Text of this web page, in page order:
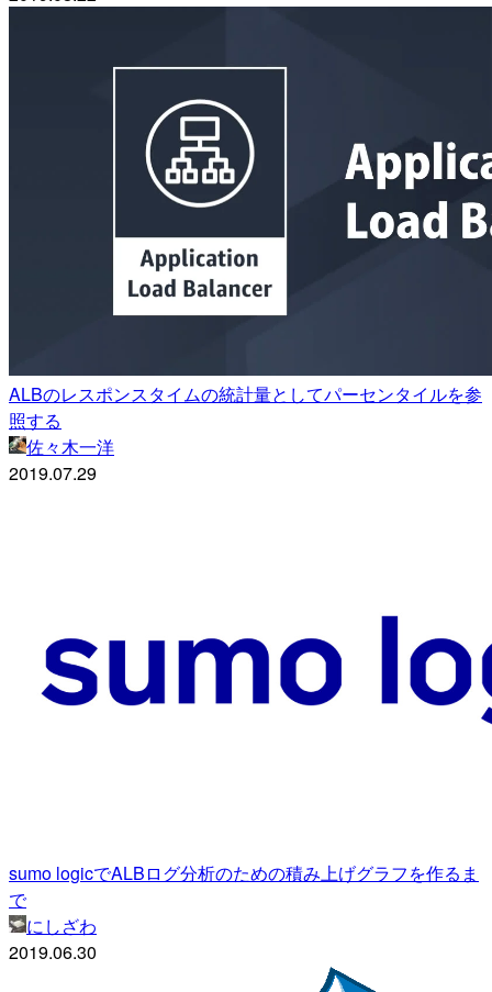
ALBのレスポンスタイムの統計量としてパーセンタイルを参
照する
佐々木一洋
2019.07.29
sumo logicでALBログ分析のための積み上げグラフを作るま
で
にしざわ
2019.06.30